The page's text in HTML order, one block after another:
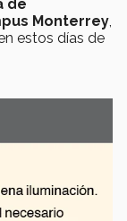
de
Monterrey
estos días de